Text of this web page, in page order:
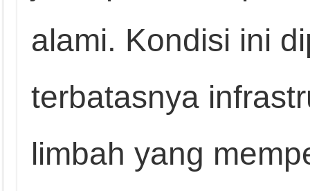
alami. Kondisi ini
terbatasnya
limbah yang